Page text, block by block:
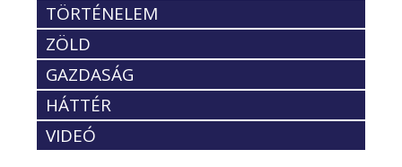
TÖRTÉNELEM
ZÖLD
GAZDASÁG
HÁTTÉR
VIDEÓ